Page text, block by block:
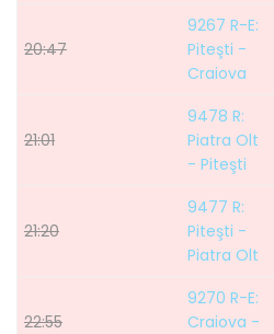
20:47
9267 R-E:
Piteşti -
Craiova
21:01
9478 R:
Piatra Olt
- Piteşti
21:20
9477 R:
Piteşti -
Piatra Olt
22:55
9270 R-E:
Craiova -